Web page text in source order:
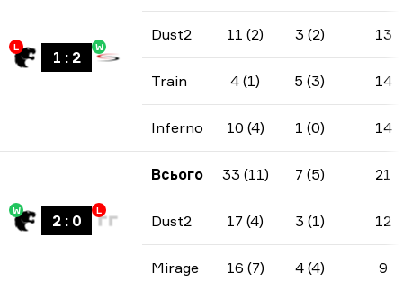
L
1 : 2
W
Dust2 11 (2) 3 (2) 13
Train 4 (1) 5 (3) 14
Inferno 10 (4) 1 (0) 14
W
2: 0
L
Всього 33 (11) 7 (5) 21
Dust2 17 (4) 3 (1) 12
Mirage 16 (7) 4 (4) 9